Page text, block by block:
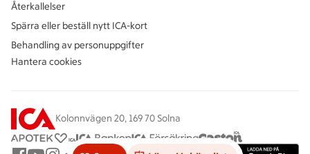
Återkallelser
Spärra eller beställ nytt ICA-kort
Behandling av personuppgifter
Hantera cookies
Kolonnvägen 20, 169 70 Solna